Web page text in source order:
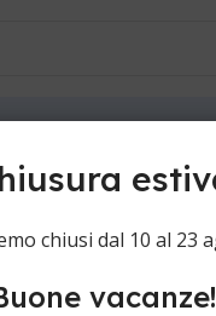
wahl non originali 401.292
chiusi dal 10 al 23
vacanze!